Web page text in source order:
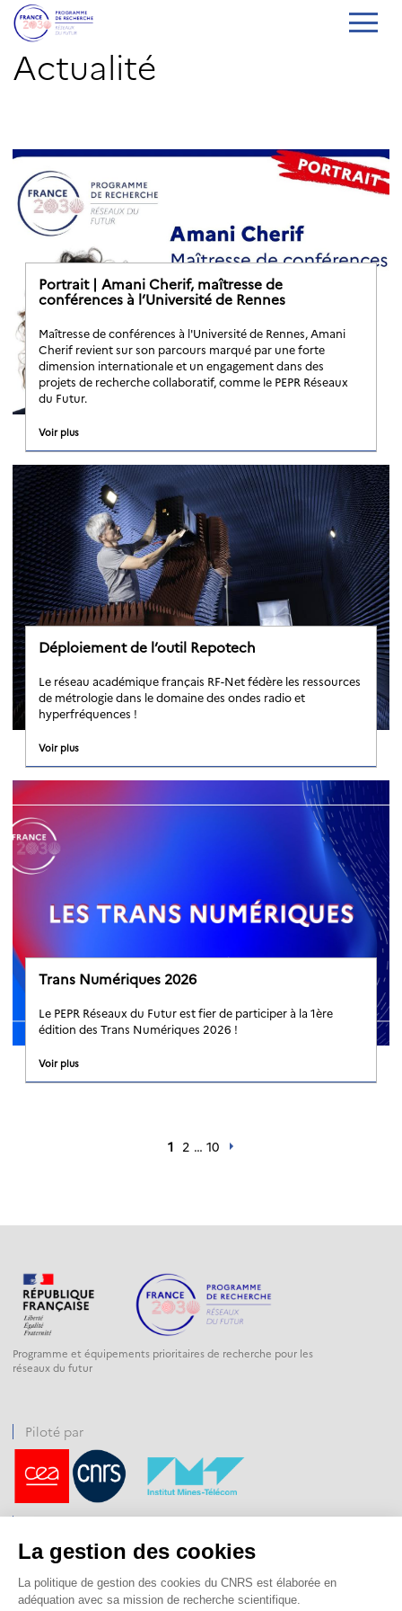
Actualité
Portrait | Amani Cherif, maîtresse de
conférences à l’Université de Rennes
Maîtresse de conférences à l'Université de Rennes, Amani
Cherif revient sur son parcours marqué par une forte
dimension internationale et un engagement dans des
projets de recherche collaboratif, comme le PEPR Réseaux
du Futur.
Voir plus
Déploiement de l’outil Repotech
Le réseau académique français RF-Net fédère les ressources
de métrologie dans le domaine des ondes radio et
hyperfréquences !
Voir plus
Trans Numériques 2026
Le PEPR Réseaux du Futur est fier de participer à la 1ère
édition des Trans Numériques 2026 !
Voir plus
1 2 … 10
Programme et équipements prioritaires de recherche pour les
réseaux du futur
Piloté par
Financé par